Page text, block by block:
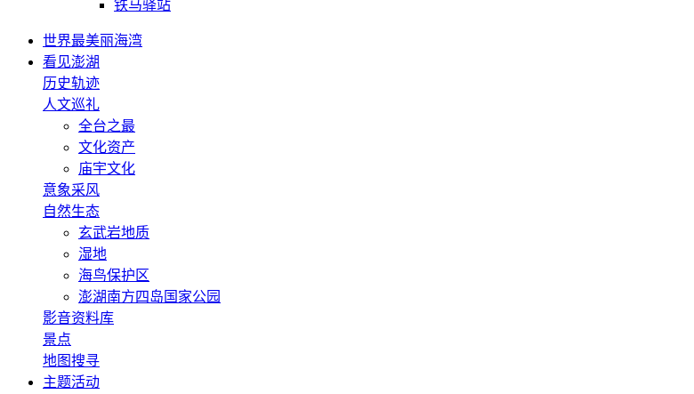
铁马驿站
世界最美丽海湾
看见澎湖
历史轨迹
人文巡礼
全台之最
文化资产
庙宇文化
意象采风
自然生态
玄武岩地质
湿地
海鸟保护区
澎湖南方四岛国家公园
影音资料库
景点
地图搜寻
主题活动